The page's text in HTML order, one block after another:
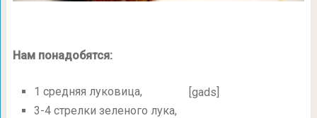
Нам понадобятся:
[gads]
1 средняя луковица,
3-4стрелки зеленого лука,